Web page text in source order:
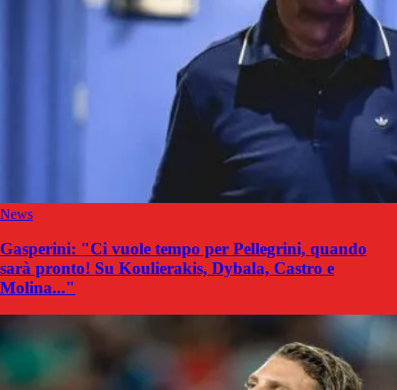
News
Gasperini: "Ci vuole tempo per Pellegrini, quando
sarà pronto! Su Koulierakis, Dybala, Castro e
Molina..."